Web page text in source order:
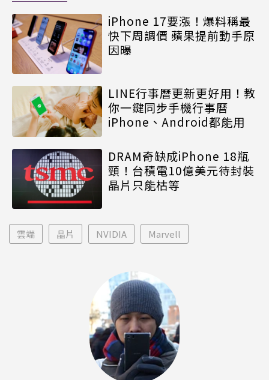
iPhone 17要漲！爆料稱最
快下周調價 蘋果提前動手原
因曝
LINE行事曆更新更好用！教
你一鍵同步手機行事曆
iPhone、Android都能用
DRAM奇缺成iPhone 18瓶
頸！台積電10億美元待封裝
晶片只能枯等
雲端 晶片 NVIDIA Marvell